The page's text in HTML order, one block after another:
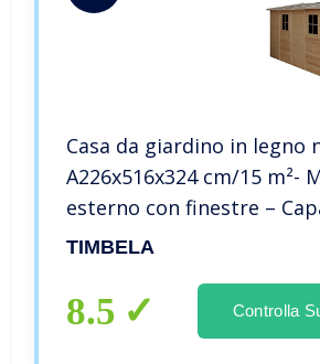
Casa da giardino in legno
A226x516x324 cm/15 m²-
esterno con finestre –
giardino – Bici, Deposito
TIMBELA
8.5 Controlla